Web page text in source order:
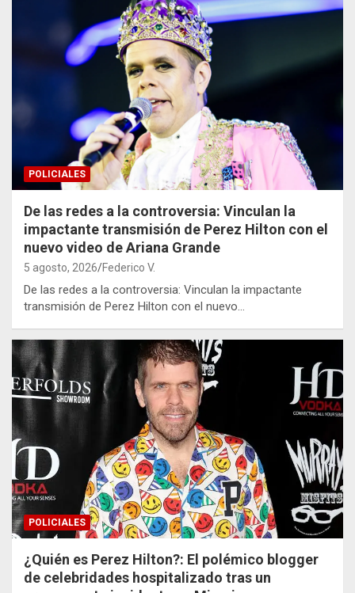
POLICIALES
De las redes a la controversia: Vinculan la
impactante transmisión de Perez Hilton con el
nuevo video de Ariana Grande
5 agosto, 2026 Federico V.
De las redes a la controversia: Vinculan la impactante
transmisión de Perez Hilton con el nuevo…
POLICIALES
¿Quién es Perez Hilton?: El polémico blogger
de celebridades hospitalizado tras un